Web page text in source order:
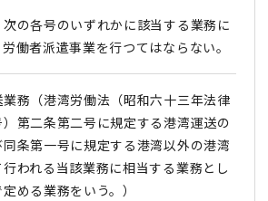
の各号のいずれかに該当する業務に
働者派遣事業を行つてはならない。
務（港湾労働法（昭和六十三年法律
第二条第二号に規定する港湾運送の
条第一号に規定する港湾以外の港湾
行われる当該業務に相当する業務とし
める業務をいう。）